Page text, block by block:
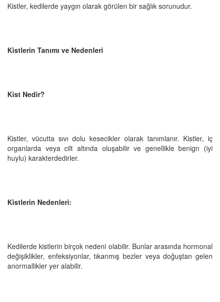
Kistler, kedilerde yaygın olarak görülen bir sağlık sorunudur.
Kistlerin Tanımı ve Nedenleri
Kist Nedir?
Kistler, vücutta sıvı dolu kesecikler olarak tanımlanır. Kistler, iç
organlarda veya cilt altında oluşabilir ve genellikle benign (iyi
huylu) karakterdedirler.
Kistlerin Nedenleri:
Kedilerde kistlerin birçok nedeni olabilir. Bunlar arasında hormonal
değişiklikler, enfeksiyonlar, tıkanmış bezler veya doğuştan gelen
anormallikler yer alabilir.